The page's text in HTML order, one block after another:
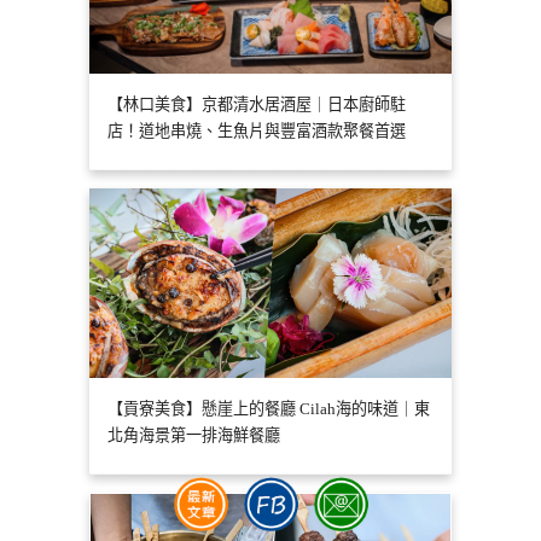
【林口美食】京都清水居酒屋｜日本廚師駐
店！道地串燒、生魚片與豐富酒款聚餐首選
【貢寮美食】懸崖上的餐廳 Cilah海的味道｜東
北角海景第一排海鮮餐廳